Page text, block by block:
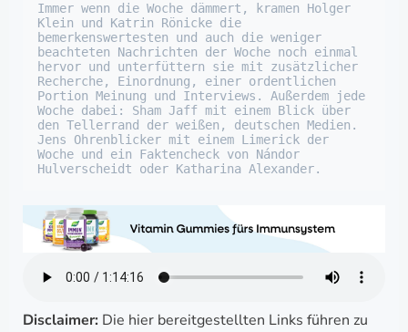
Immer wenn die Woche dämmert, kramen Holger
Klein und Katrin Rönicke die
bemerkenswertesten und auch die weniger
beachteten Nachrichten der Woche noch einmal
hervor und unterfüttern sie mit zusätzlicher
Recherche, Einordnung, einer ordentlichen
Portion Meinung und Interviews. Außerdem jede
Woche dabei: Sham Jaff mit einem Blick über
den Tellerrand der weißen, deutschen Medien.
Jens Ohrenblicker mit einem Limerick der
Woche und ein Faktencheck von Nándor
Hulverscheidt oder Katharina Alexander.
Disclaimer: Die hier bereitgestellten Links führen zu